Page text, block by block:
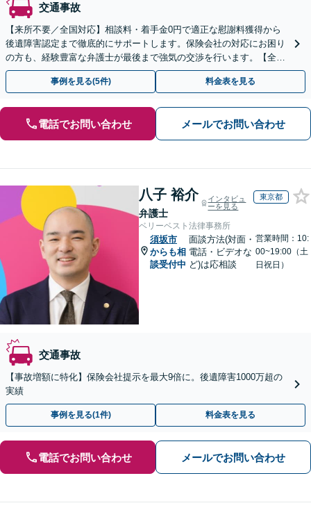
交通事故
【来所不要／全国対応】相談料・着手金0円で適正な慰謝料獲得から
後遺障害認定まで徹底的にサポートします。保険会社の対応にお困り
の方も、経験豊富な弁護士が最後まで強気の交渉を行います。【全国
13拠点】お気軽にご相談ください。
事例を見る(5件) 料金表を見る
電話でお問い合わせ メールでお問い合わせ
八子 裕介
弁護士
インタビュ
ーを見る
東京都
ベリーベスト法律事務所
須坂市
からも相
談受付中
面談方法(対面・
電話・ビデオな
ど)は応相談
営業時間：10:
00~19:00（土
日祝日）
交通事故
【事故増額に特化】保険会社提示を最大9倍に。後遺障害1000万超の
実績
事例を見る(1件) 料金表を見る
電話でお問い合わせ メールでお問い合わせ